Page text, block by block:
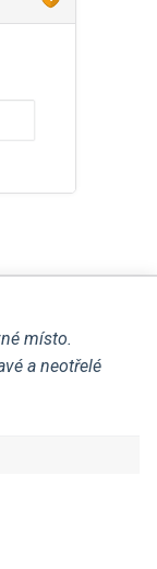
místo.
a neotřelé